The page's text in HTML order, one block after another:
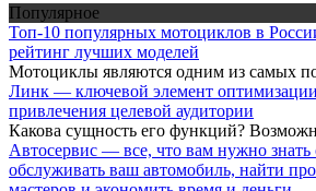
Популярное
Топ-10 популярных мотоциклов в
рейтинг лучших моделей
Мотоциклы являются одним из самых
Линк — ключевой элемент оптимизации
привлечения целевой аудитории
Какова сущность его функций?
Автосервис — все, что вам нужно знать
обслуживать ваш автомобиль, найти